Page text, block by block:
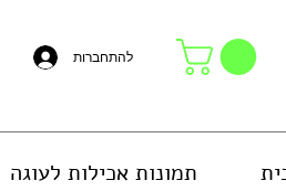
להתחברות
תמונות אכילות לעוגה